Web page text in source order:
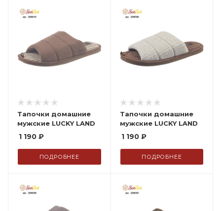
Тапочки домашние
мужские LUCKY LAND
1 190 ₽
ПОДРОБНЕЕ
Тапочки домашние
мужские LUCKY LAND
1 190₽
ПОДРОБНЕЕ